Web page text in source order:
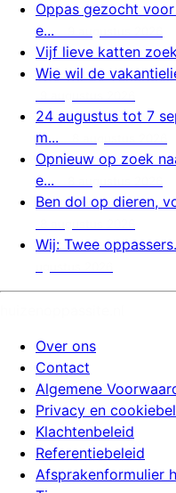
Oppas gezocht
e...
Vijf lieve katten
Wie wil de
24 augustus tot 7
m...
Opnieuw op zoek
e...
Ben dol op dieren,
Wij: Twee
Over ons
Contact
Algemene
Privacy en
Klachtenbeleid
Referentiebeleid
Afsprakenformulier